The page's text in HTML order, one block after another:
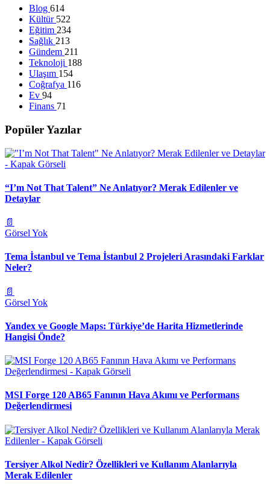
Blog 614
Kültür 522
Eğitim 234
Sağlık 213
Gündem 211
Teknoloji 188
Ulaşım 154
Coğrafya 116
Ev 94
Finans 71
Popüler Yazılar
“I’m Not That Talent” Ne Anlatıyor? Merak Edilenler ve
Detaylar
📄
Görsel Yok
Tema İstanbul ve Tema İstanbul 2 Projeleri Arasındaki Farklar
Neler?
📄
Görsel Yok
Yandex ve Google Maps: Türkiye’de Harita Hizmetlerinde
Hangisi Önde?
MSI Forge 120 AB65 Fanının Hava Akımı ve Performans
Değerlendirmesi
Tersiyer Alkol Nedir? Özellikleri ve Kullanım Alanlarıyla
Merak Edilenler